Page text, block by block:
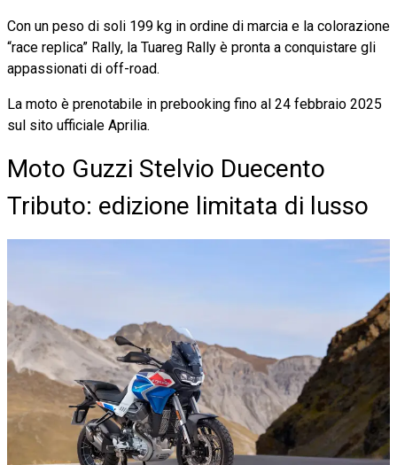
Con un peso di soli 199 kg in ordine di marcia e la colorazione
“race replica” Rally, la Tuareg Rally è pronta a conquistare gli
appassionati di off-road.
La moto è prenotabile in prebooking fino al 24 febbraio 2025
sul sito ufficiale Aprilia.
Moto Guzzi Stelvio Duecento
Tributo: edizione limitata di lusso